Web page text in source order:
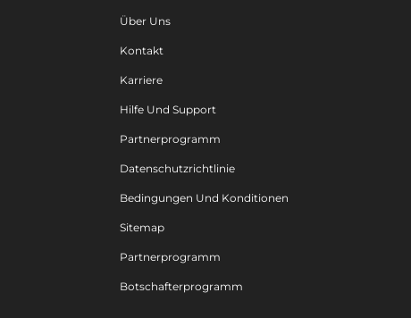
Über Uns
Kontakt
Karriere
Hilfe Und Support
Partnerprogramm
Datenschutzrichtlinie
Bedingungen Und Konditionen
Sitemap
Partnerprogramm
Botschafterprogramm